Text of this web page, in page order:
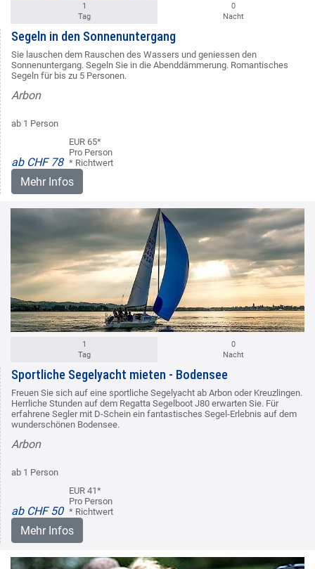
1
Tag
0
Nacht
Segeln in den Sonnenuntergang
Sie lauschen dem Rauschen des Wassers und geniessen den
Sonnenuntergang. Segeln Sie in die Abenddämmerung. Romantisches
Segeln für bis zu 5 Personen.
Arbon
ab 1 Person
ab CHF 78
EUR 65*
Pro Person
* Richtwert
Mehr Infos
1
Tag
0
Nacht
Sportliche Segelyacht mieten - Bodensee
Freuen Sie sich auf eine sportliche Segelyacht ab Arbon oder Kreuzlingen.
Herrliche Stunden auf dem Regatta Segelboot J80 erwarten Sie. Für
erfahrene Segler mit D-Schein ein fantastisches Segel-Erlebnis auf dem
wunderschönen Bodensee.
Arbon
ab 1 Person
ab CHF 50
EUR 41*
Pro Person
* Richtwert
Mehr Infos